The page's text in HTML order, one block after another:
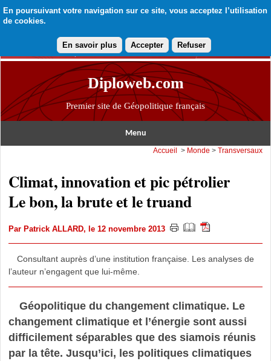
En poursuivant votre navigation sur ce site, vous acceptez l’utilisation
de cookies.
En savoir plus Accepter Refuser
Diploweb.com
Premier site de Géopolitique français
Menu
Accueil > Monde > Transversaux
Climat, innovation et pic pétrolier
Le bon, la brute et le truand
Par Patrick ALLARD, le 12 novembre 2013
Consultant auprès d’une institution française. Les analyses de
l’auteur n’engagent que lui-même.
Géopolitique du changement climatique. Le
changement climatique et l’énergie sont aussi
difficilement séparables que des siamois réunis
par la tête. Jusqu’ici, les politiques climatiques